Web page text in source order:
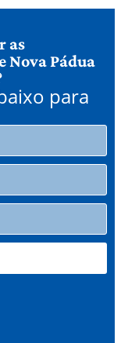
as
Nova Pádua
para